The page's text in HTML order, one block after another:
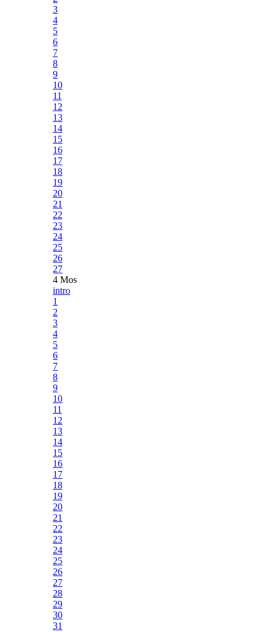
3
4
5
6
7
8
9
10
11
12
13
14
15
16
17
18
19
20
21
22
23
24
25
26
27
4 Mos
intro
1
2
3
4
5
6
7
8
9
10
11
12
13
14
15
16
17
18
19
20
21
22
23
24
25
26
27
28
29
30
31